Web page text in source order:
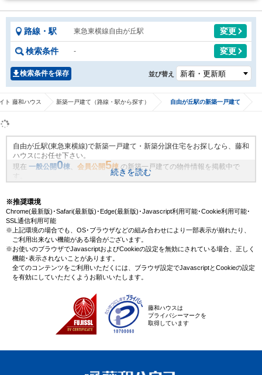
路線・駅 東急東横線自由が丘駅 変更
検索条件 - 変更
検索条件を保存 並び替え
ト 藤和ハウス 新築一戸建て（路線・駅から探す） 自由が丘駅の新築一戸建て
自由が丘駅(東急東横線)で新築一戸建て・新築分譲住宅をお探しなら、藤和
ハウスにお任せ下さい。
現在 一般公開0棟 会員公開5棟 の新築一戸建ての物件情報を掲載中で
ます。藤和ハウスで理想の新築一戸建て・マイホームを見つけませんか？
続きを読む
※推奨環境
Chrome(最新版)･Safari(最新版)･Edge(最新版)･Javascript利用可能･Cookie利用可能･
SSL通信利用可能
※上記環境の場合でも、OS･ブラウザなどの組み合わせにより一部表示が崩れたり、
ご利用出来ない機能がある場合がございます。
※お使いのブラウザでJavascriptおよびCookieの設定を無効にされている場合、正しく
機能･表示されないことがあります。
全てのコンテンツをご利用いただくには、ブラウザ設定でJavascriptとCookieの設定
を有効にしていただくようお願いいたします。
藤和ハウスは
プライバシーマークを
取得しています